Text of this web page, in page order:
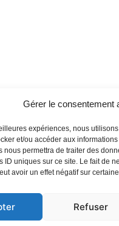
Gérer le consentement
expériences, nous
et/ou accéder aux
nous permettra de traiter des
ID uniques sur ce site. Le fait de
avoir un effet négatif sur
Refuser
de confidentialité